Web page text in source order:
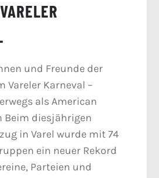
und Freunde der
Vareler Karneval –
als American
Beim diesjährigen
in Varel wurde mit 74
ein neuer Rekord
Parteien und